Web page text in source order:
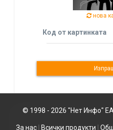
нова
Код от картинката
© 1998 - 2026 "Нет Инфо"
За нас| Всички продукти